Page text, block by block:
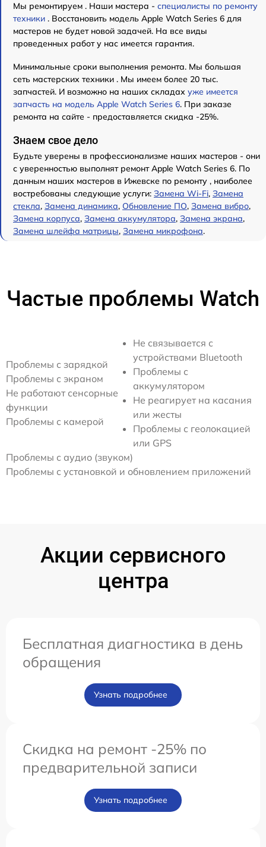
Мы ремонтируем . Наши мастера - специалисты по ремонту
техники . Восстановить модель Apple Watch Series 6 для
мастеров не будет новой задачей. На все виды
проведенных работ у нас имеется гарантия.
Минимальные сроки выполнения ремонта. Мы большая
сеть мастерских техники . Мы имеем более 20 тыс.
запчастей. И возможно на наших складах уже имеется
запчасть на модель Apple Watch Series 6. При заказе
ремонта на сайте - предоставляется скидка -25%.
Знаем свое дело
Будьте уверены в профессионализме наших мастеров - они
с уверенностью выполнят ремонт Apple Watch Series 6. По
данным наших мастеров в Ижевске по ремонту , наиболее
востребованы следующие услуги: Замена Wi-Fi, Замена
стекла, Замена динамика, Обновление ПО, Замена вибро,
Замена корпуса, Замена аккумулятора, Замена экрана,
Замена шлейфа матрицы, Замена микрофона.
Частые проблемы Watch
Проблемы с зарядкой
Проблемы с экраном
Не работают сенсорные
функции
Проблемы с камерой
Не связывается с
устройствами Bluetooth
Проблемы с
аккумулятором
Не реагирует на касания
или жесты
Проблемы с геолокацией
или GPS
Проблемы с аудио (звуком)
Проблемы с установкой и обновлением приложений
Акции сервисного
центра
Бесплатная диагностика в день
обращения
Узнать подробнее
Скидка на ремонт -25% по
предварительной записи
Узнать подробнее